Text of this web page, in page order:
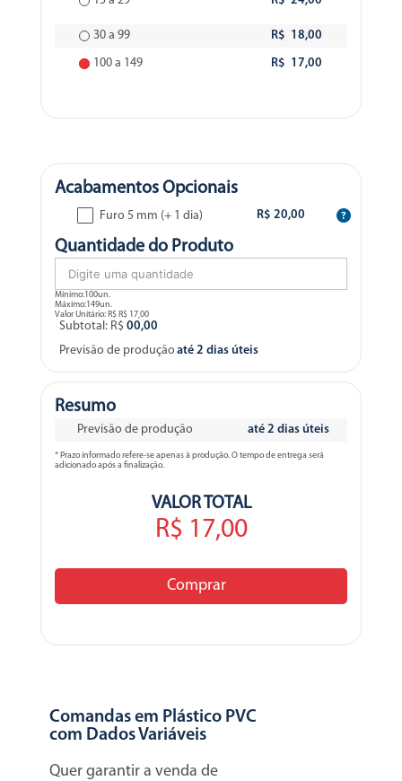
30 a 99 R$ 18,00
100 a 149 R$ 17,00
Acabamentos Opcionais
Furo 5 mm (+ 1 dia) R$ 20,00
Quantidade do Produto
Mínimo:100un.
Máximo:149un.
Valor Unitário: R$ R$ 17,00
Subtotal: R$ 00,00
Previsão de produção até 2 dias úteis
Resumo
Previsão de produção até 2 dias úteis
* Prazo informado refere-se apenas à produção. O tempo de entrega será
adicionado após a finalização.
VALOR TOTAL
R$ 17,00
Comprar
Comandas em Plástico PVC
com Dados Variáveis
Quer garantir a venda de